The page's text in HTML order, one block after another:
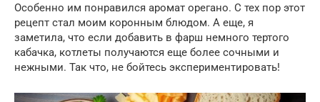
Особенно им понравился аромат орегано. С тех пор этот
рецепт стал моим коронным блюдом. А еще, я
заметила, что если добавить в фарш немного тертого
кабачка, котлеты получаются еще более сочными и
нежными. Так что, не бойтесь экспериментировать!